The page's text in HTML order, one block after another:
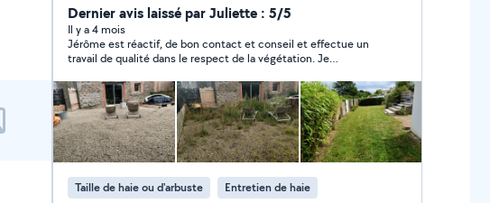
de bricolage à la maison. Avec 20 ans d'expérience
comme jardinier-paysagiste en France et au Canada, je
suis passionné, sérieux, dynamique et à l'écoute de vos
besoins. Je suis équipé de mon propre matériel
professionnel, mais je peux aussi utiliser le vôtre si vous
le préférez. J'interviens sur Saint-Malo et ses alentours.
Le paiement en CESU (Chèque Emploi Service
Universel) est accepté. N'hésitez pas à me contacter
par téléphone ou e-mail pour discuter de vos besoins
ou demander un devis. À très bientôt pour prendre
soin de votre jardin !
Dernier avis laissé par Juliette : 5/5
Il y a 4 mois
Jérôme est réactif, de bon contact et conseil et effectue un
travail de qualité dans le respect de la végétation. Je
Taille de haie ou d'arbuste Entretien de haie